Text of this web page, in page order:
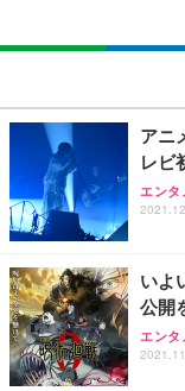
ュチ
￥
ワー
能 人
務用
ワー
能 人
EIZO
￥
【純
フッ
【整
ー フ
ort/
x2袋
￥
ネオ
り 単品
限定
超厚
アニ
レビ
エンタ
いよ
公開
エンタ